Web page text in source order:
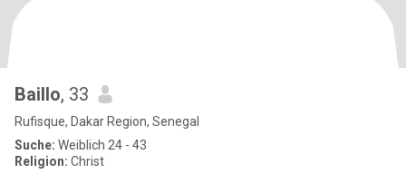
Baillo, 33
Rufisque, Dakar Region, Senegal
Suche: Weiblich 24 - 43
Religion: Christ